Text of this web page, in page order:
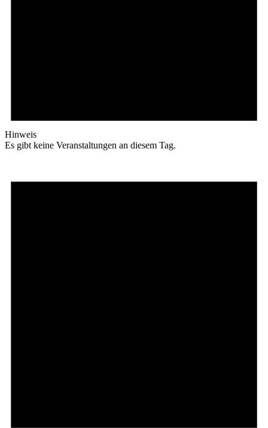
Hinweis
Es gibt keine Veranstaltungen an diesem Tag.